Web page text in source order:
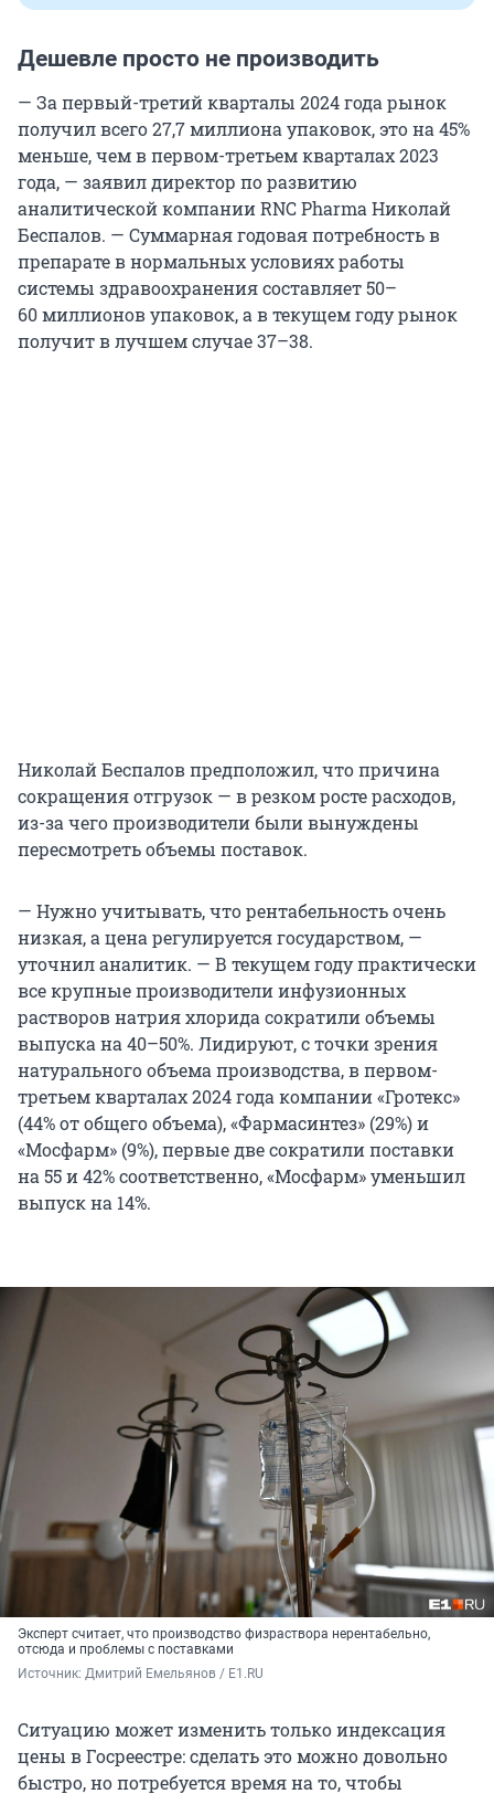
Дешевле просто не производить
— За первый-третий кварталы 2024 года рынок
получил всего 27,7 миллиона упаковок, это на 45%
меньше, чем в первом-третьем кварталах 2023
года, — заявил директор по развитию
аналитической компании RNC Pharma Николай
Беспалов. — Суммарная годовая потребность в
препарате в нормальных условиях работы
системы здравоохранения составляет 50–
60 миллионов упаковок, а в текущем году рынок
получит в лучшем случае 37–38.
Николай Беспалов предположил, что причина
сокращения отгрузок — в резком росте расходов,
из-за чего производители были вынуждены
пересмотреть объемы поставок.
— Нужно учитывать, что рентабельность очень
низкая, а цена регулируется государством, —
уточнил аналитик. — В текущем году практически
все крупные производители инфузионных
растворов натрия хлорида сократили объемы
выпуска на 40–50%. Лидируют, с точки зрения
натурального объема производства, в первом-
третьем кварталах 2024 года компании «Гротекс»
(44% от общего объема), «Фармасинтез» (29%) и
«Мосфарм» (9%), первые две сократили поставки
на 55 и 42% соответственно, «Мосфарм» уменьшил
выпуск на 14%.
Эксперт считает, что производство физраствора нерентабельно,
отсюда и проблемы с поставками
Источник: Дмитрий Емельянов / E1.RU
Ситуацию может изменить только индексация
цены в Госреестре: сделать это можно довольно
быстро, но потребуется время на то, чтобы